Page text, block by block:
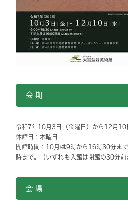
会 期
令和7年10月3日（金曜日）から12月10
休館日：木曜日
開館時間：10月は9時から16時30分ま
時まで。（いずれも入館は閉館の30分前
会 場